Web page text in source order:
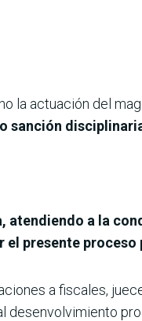
la actuación del
sanción
atendiendo a la
presente proceso
a fiscales,
desenvolvimiento